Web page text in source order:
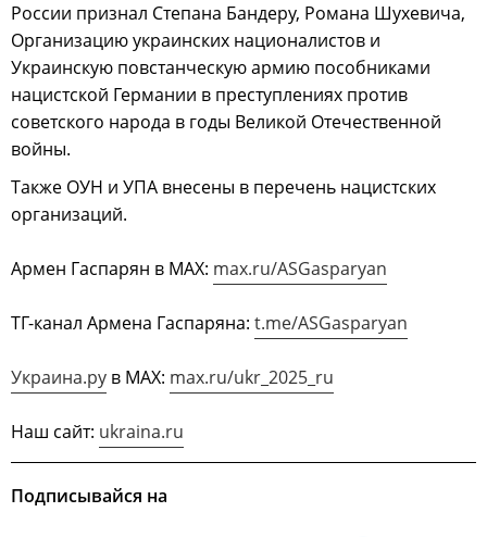
России признал Степана Бандеру, Романа Шухевича,
Организацию украинских националистов и
Украинскую повстанческую армию пособниками
нацистской Германии в преступлениях против
советского народа в годы Великой Отечественной
войны.
Также ОУН и УПА внесены в перечень нацистских
организаций.
Армен Гаспарян в МАХ: max.ru/ASGasparyan
ТГ-канал Армена Гаспаряна: t.me/ASGasparyan
Украина.ру в МАХ: max.ru/ukr_2025_ru
Наш сайт: ukraina.ru
Подписывайся на